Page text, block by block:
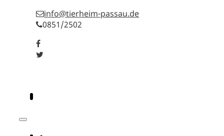
info@tierheim-passau.de
0851/2502